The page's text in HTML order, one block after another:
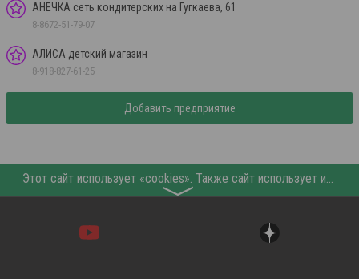
АНЕЧКА сеть кондитерских на Гугкаева, 61
8-8672-51-79-07
АЛИСА детский магазин
8-918-827-61-25
Добавить предприятие
Этот сайт использует «cookies». Также сайт использует интернет-сервис для сбора технических данных касательно посетителей с целью получения маркетинговой и статистической информации. Условия обработки данных посетителей сайта см.
〉